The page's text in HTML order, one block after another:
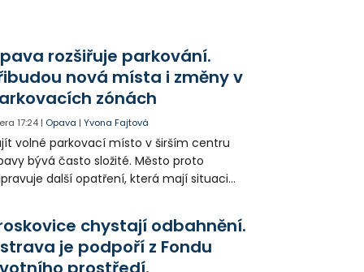
rozšiřuje parkování.
nová místa i změny v
zónách
17:24 | Opava |Yvona Fajtová
volné parkovací místo v širším centru
bývá často složité. Město proto
další opatření, která mají situaci
řidiče v parkovacích zónách.
chystají odbahnění.
je podpoří z Fondu